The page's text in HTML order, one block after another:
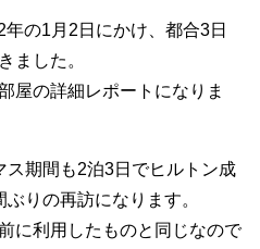
の1月2日にかけ、都合3日
ました。
屋の詳細レポートになりま
期間も2泊3日でヒルトン成
りの再訪になります。
に利用したものと同じなので